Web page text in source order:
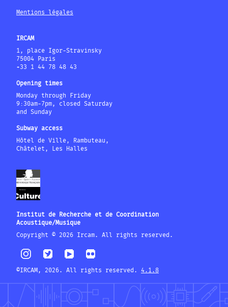
Mentions légales
IRCAM
1, place Igor-Stravinsky
75004 Paris
+33 1 44 78 48 43
Opening times
Monday through Friday
9:30am-7pm, closed Saturday
and Sunday
Subway access
Hôtel de Ville, Rambuteau,
Châtelet, Les Halles
Institut de Recherche et de Coordination
Acoustique/Musique
Copyright © 2026 Ircam. All rights reserved.
©IRCAM, 2026. All rights reserved. 4.1.8